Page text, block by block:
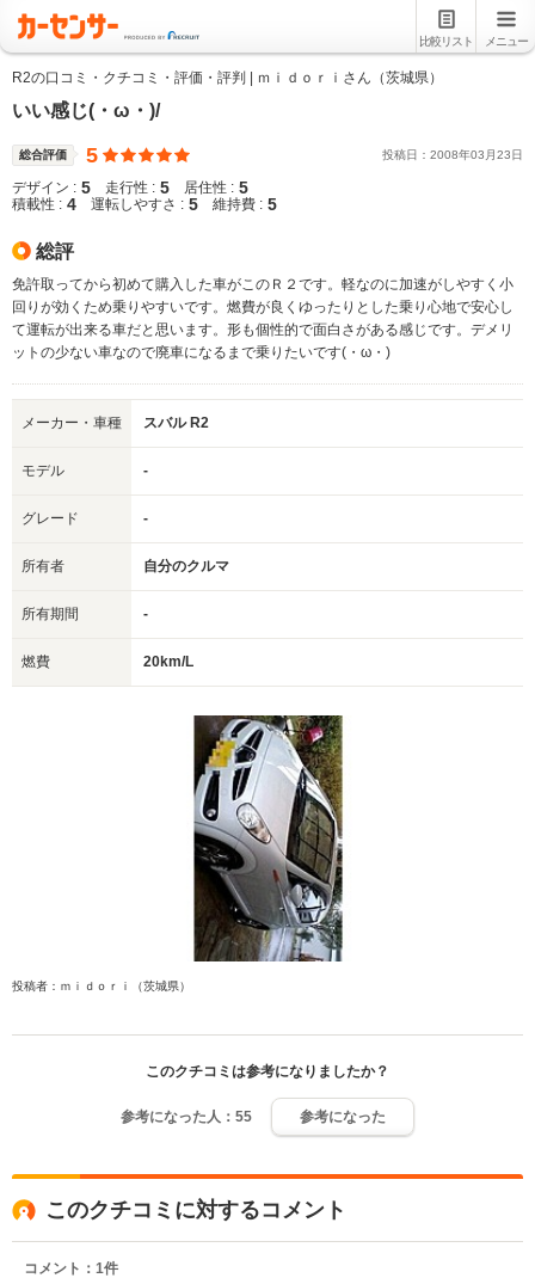
比較リスト メニュー
R2の口コミ・クチコミ・評価・評判 | ｍｉｄｏｒｉさん（茨城県）
いい感じ(・ω・)/
総合評価 5 投稿日： 2008年03 月23日
デザイン : 5 走行性 : 5 居住性 : 5
積載性 : 4 運転しやすさ : 5 維持費 : 5
総評
免許取ってから初めて購入した車がこのＲ２です。軽なのに加速がしやすく小
回りが効くため乗りやすいです。燃費が良くゆったりとした乗り心地で安心し
て運転が出来る車だと思います。形も個性的で面白さがある感じです。デメリ
ットの少ない車なので廃車になるまで乗りたいです(・ω・)
メーカー・車種 スバル R2
モデル -
グレード -
所有者 自分のクルマ
所有期間 -
燃費 20km/L
投稿者：ｍｉｄｏｒｉ（茨城県）
このクチコミは参考になりましたか？
参考になった人： 55 参考になった
このクチコミに対するコメント
コメント： 1件